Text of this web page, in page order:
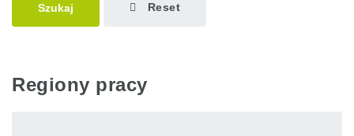
Szukaj Reset
Regiony pracy